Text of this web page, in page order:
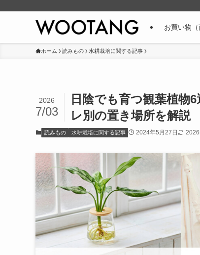
お買い物
ホーム 読みもの 水耕栽培に関する記事
日陰でも育つ観葉植物
レ別の置き場所を解説
2026
7/03
読みもの 水耕栽培に関する記事 2024年5月27日 2026